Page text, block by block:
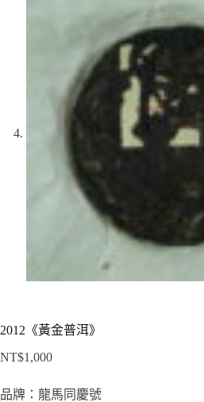
2012《黃金普洱》
NT$1,000
品牌：龍馬同慶號